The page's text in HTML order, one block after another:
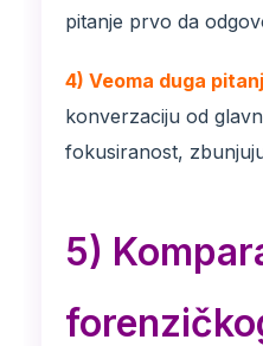
pitanje prvo da
4) Veoma duga
konverzaciju od
fokusiranost,
5)